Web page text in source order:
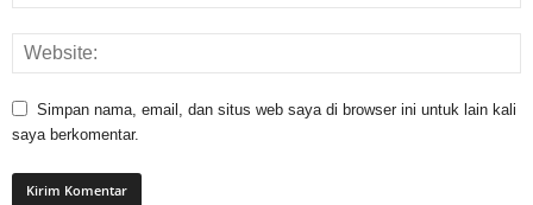
Simpan nama, email, dan situs web saya di browser ini untuk lain kali
saya berkomentar.